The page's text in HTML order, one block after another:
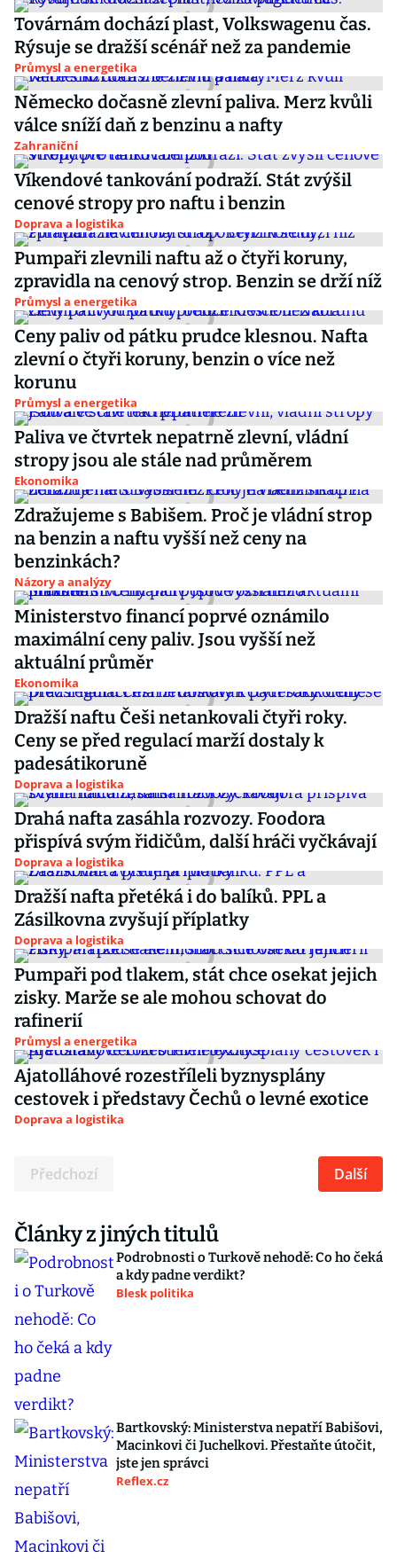
Továrnám dochází plast, Volkswagenu čas.
Rýsuje se dražší scénář než za pandemie
Průmysl a energetika
Německo dočasně zlevní paliva. Merz kvůli
válce sníží daň z benzinu a nafty
Zahraniční
Víkendové tankování podraží. Stát zvýšil
cenové stropy pro naftu i benzin
Doprava a logistika
Pumpaři zlevnili naftu až o čtyři koruny,
zpravidla na cenový strop. Benzin se drží níž
Průmysl a energetika
Ceny paliv od pátku prudce klesnou. Nafta
zlevní o čtyři koruny, benzin o více než
korunu
Průmysl a energetika
Paliva ve čtvrtek nepatrně zlevní, vládní
stropy jsou ale stále nad průměrem
Ekonomika
Zdražujeme s Babišem. Proč je vládní strop
na benzin a naftu vyšší než ceny na
benzinkách?
Názory a analýzy
Ministerstvo financí poprvé oznámilo
maximální ceny paliv. Jsou vyšší než
aktuální průměr
Ekonomika
Dražší naftu Češi netankovali čtyři roky.
Ceny se před regulací marží dostaly k
padesátikoruně
Doprava a logistika
Drahá nafta zasáhla rozvozy. Foodora
přispívá svým řidičům, další hráči vyčkávají
Doprava a logistika
Dražší nafta přetéká i do balíků. PPL a
Zásilkovna zvyšují příplatky
Doprava a logistika
Pumpaři pod tlakem, stát chce osekat jejich
zisky. Marže se ale mohou schovat do
rafinerií
Průmysl a energetika
Ajatolláhové rozestříleli byznysplány
cestovek i představy Čechů o levné exotice
Doprava a logistika
Předchozí Další
Články z jiných titulů
Podrobnosti o Turkově nehodě: Co ho čeká
a kdy padne verdikt?
Blesk politika
Bartkovský: Ministerstva nepatří Babišovi,
Macinkovi či Juchelkovi. Přestaňte útočit,
jste jen správci
Reflex.cz